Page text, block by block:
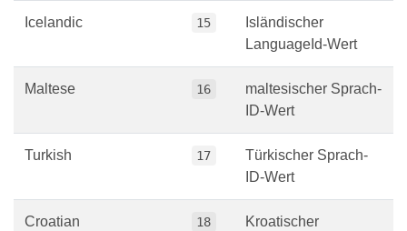
Icelandic 15
Isländischer
LanguageId-Wert
Maltese 16
maltesischer Sprach-
ID-Wert
Turkish 17
Türkischer Sprach-
ID-Wert
Croatian 18
Kroatischer